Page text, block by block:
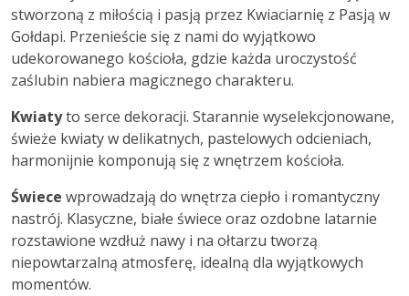
stworzoną z miłością i pasją przez Kwiaciarnię z Pasją w
Gołdapi. Przenieście się z nami do wyjątkowo
udekorowanego kościoła, gdzie każda uroczystość
zaślubin nabiera magicznego charakteru.
Kwiatyto serce dekoracji. Starannie wyselekcjonowane,
świeże kwiaty w delikatnych, pastelowych odcieniach,
harmonijnie komponują się z wnętrzem kościoła.
Świece wprowadzają do wnętrza ciepło i romantyczny
nastrój. Klasyczne, białe świece oraz ozdobne latarnie
rozstawione wzdłuż nawy i na ołtarzu tworzą
niepowtarzalną atmosferę, idealną dla wyjątkowych
momentów.